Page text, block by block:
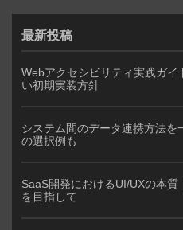
最新投稿
Webアクセシビリティ実践ガ
い初期実装方針
システム間のデータ連携方法を
の選択例も
SaaS開発におけるUI/UXの本
を目指して